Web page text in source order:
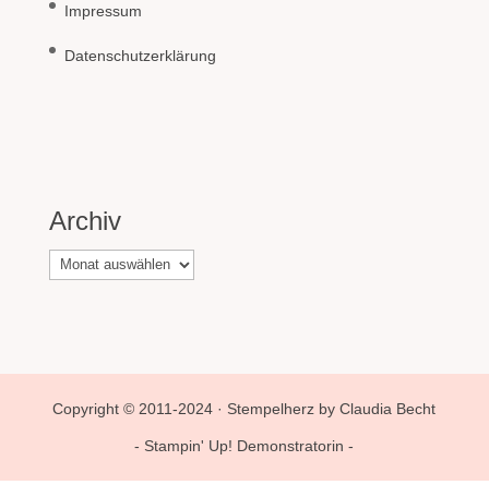
Impressum
Datenschutzerklärung
Archiv
Archiv
Copyright © 2011-2024 · Stempelherz by Claudia Becht
- Stampin' Up! Demonstratorin -